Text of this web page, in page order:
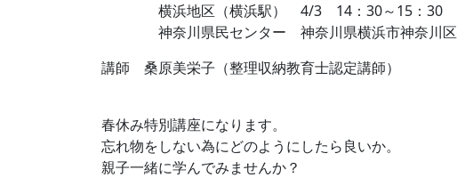
横浜地区（横浜駅） 4/3 14：30～15：30
神奈川県民センター 神奈川県横浜市神奈川区鶴
講師 桑原美栄子（整理収納教育士認定講師）
春休み特別講座になります。
忘れ物をしない為にどのようにしたら良いか。
親子一緒に学んでみませんか？